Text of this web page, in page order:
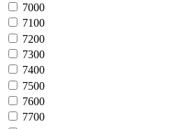
7000
7100
7200
7300
7400
7500
7600
7700